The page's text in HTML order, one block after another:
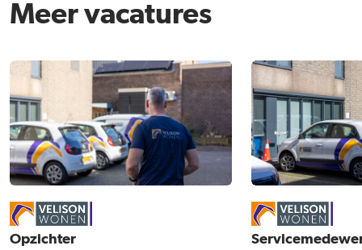
Meer vacatures
Opzichter